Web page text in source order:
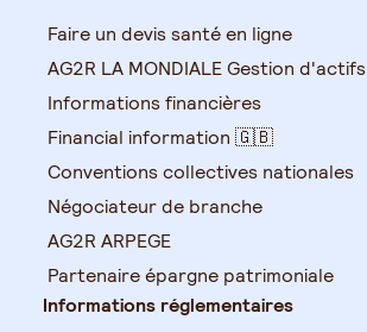
Faire un devis santé en ligne
AG2R LA MONDIALE Gestion d'actifs
Informations financières
Financial information 🇬🇧
Conventions collectives nationales
Négociateur de branche
AG2R ARPEGE
Partenaire épargne patrimoniale
Informations réglementaires